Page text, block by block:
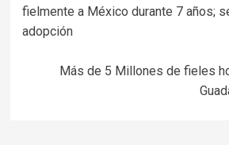
fielmente a México durante 7 años;
adopción
Más de 5 Millones de fieles